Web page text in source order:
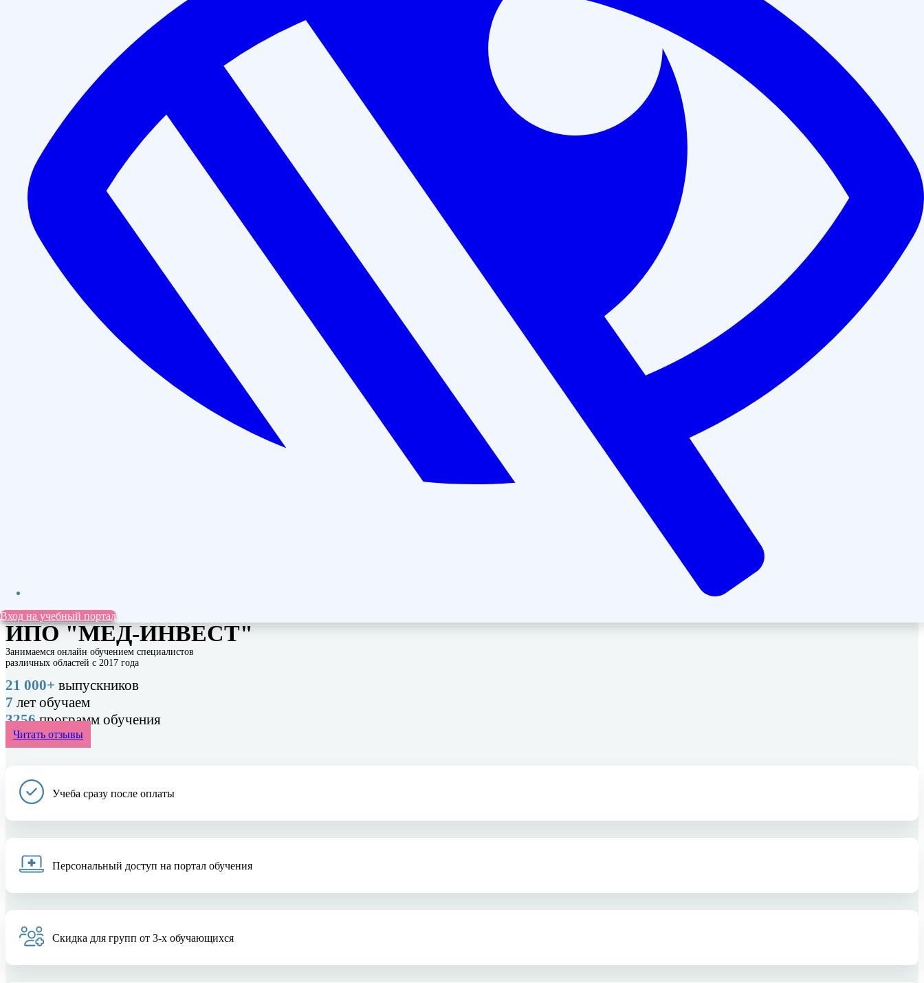
Вход на учебный портал
Повышение квалификации
Гистологические методы исследований в патологоанатомических отделениях и
прозекторских (72 часа)
Длительность программы обучения:
Форма обучения:дистанционно
Получаемый документ: Удостоверение о повышении квалификации
Записаться на курс
Даём гарантию прохождения аккредитации по
договору
Лицензия Минобразования №Л035-01198-
Аккредитованы на портале НМО Минздрава РФ
Внесем диплом в ФИС ФРДО в течении 3 дней
ИПО "МЕД-ИНВЕСТ"
Занимаемся онлайн обучением специалистов
различных областей с 2017 года
21 000+ выпускников
7 лет обучаем
3256программ обучения
Читать отзывы
Учеба сразу после оплаты
Персональный доступ на портал обучения
Скидка для групп от 3-х обучающихся